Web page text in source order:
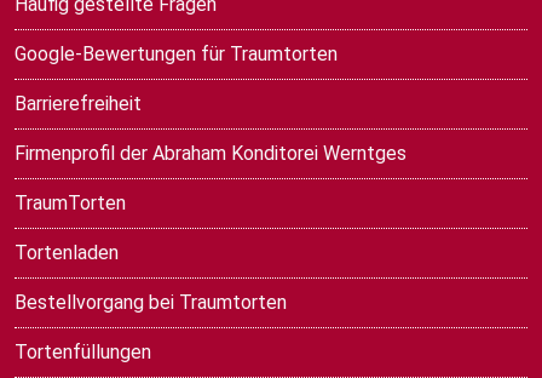
Google-Bewertungen für Traumtorten
Barrierefreiheit
Firmenprofil der Abraham Konditorei Werntges
TraumTorten
Tortenladen
Bestellvorgang bei Traumtorten
Tortenfüllungen